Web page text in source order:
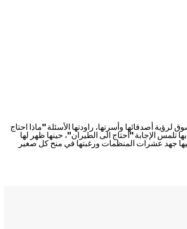
أصدقائها وأسرتها، راودتها الأسئلة "ماذا احتاج
الإجابة "أحتاج الى الطيران"، حينها ظهر لها
العالم وتُرجمت لأكثر من لغة، وضعت فيها جهد عشرات المنظمات ورغبتها في منح كل صغير